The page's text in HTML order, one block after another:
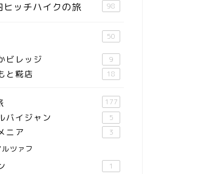
ヒッチハイクの旅 98
50
ビレッジ 9
と糀店 18
177
バイジャン 5
ニア 3
ルツァフ
1